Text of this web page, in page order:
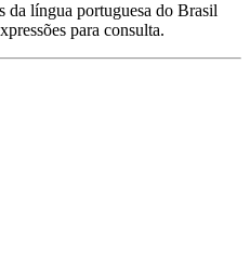
da língua portuguesa do Brasil
para consulta.